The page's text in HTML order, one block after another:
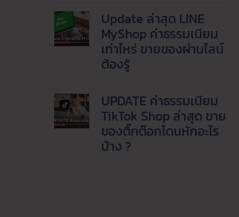
ดึง
ออ
เด
อร์
เข้า
คลัง
ทาง
เลือก
ใหม่
ยุค
ค่า
ธรรมเนียม
เห็น
บน
วิเคราะห์
เจาะ
ลึก
ค่า
ปี
นี้
ขาย
ช่อง
ทาง
ไหน
Update ล่าสุด LINE
MyShop ค่าธรรมเนียม
เท่าไหร่ ขายของผ่านไลน์
ต้องรู้
เห็น
บน
Update
ล่าสุด
LINE
MyShop
UPDATE ค่าธรรมเนียม
TikTok Shop ล่าสุด ขาย
ของติ๊กต๊อกโดนหักอะไร
บ้าง ?